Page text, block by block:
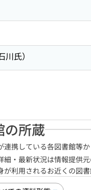
氏）
の所蔵
携している各図書館等
細・最新状況は情報提供
が利用されるお近くの図